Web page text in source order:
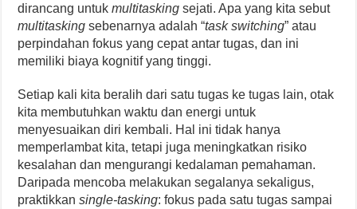
dirancang untukmultitasking sejati. Apa yang kita sebut
multitasking sebenarnya adalah “task switching” atau
perpindahan fokus yang cepat antar tugas, dan ini
memiliki biaya kognitif yang tinggi.
Setiap kali kita beralih dari satu tugas ke tugas lain, otak
kita membutuhkan waktu dan energi untuk
menyesuaikan diri kembali. Hal ini tidak hanya
memperlambat kita, tetapi juga meningkatkan risiko
kesalahan dan mengurangi kedalaman pemahaman.
Daripada mencoba melakukan segalanya sekaligus,
praktikkansingle-tasking: fokus pada satu tugas sampai